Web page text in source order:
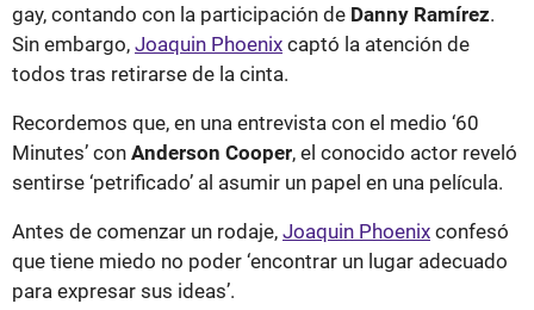
gay, contando con la participación de Danny Ramírez.
Sin embargo, Joaquin Phoenix captó la atención de
todos tras retirarse de la cinta.
Recordemos que, en una entrevista con el medio ‘60
Minutes’ con Anderson Cooper, el conocido actor reveló
sentirse ‘petrificado’ al asumir un papel en una película.
Antes de comenzar un rodaje, Joaquin Phoenix confesó
que tiene miedo no poder ‘encontrar un lugar adecuado
para expresar sus ideas’.